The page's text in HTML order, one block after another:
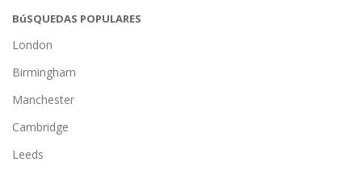
BúSQUEDAS POPULARES
London
Birmingham
Manchester
Cambridge
Leeds